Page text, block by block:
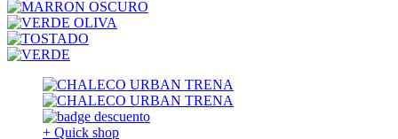
+ Quick shop